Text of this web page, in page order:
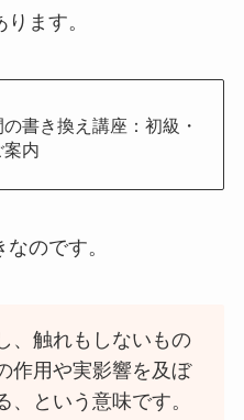
ます。
書き換え講座：初級・
案内
のです。
、触れもしないもの
作用や実影響を及ぼ
、という意味です。